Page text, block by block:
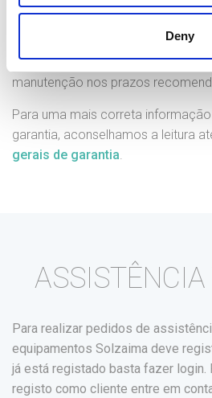
Deny
diferente da norma EN14961-2
Problemas gerados por má
falhas de equipamentos
manutenção nos prazos
Para uma mais correta
garantia, aconselhamos a leitura
gerais de garantia.
Para realizar pedidos de
equipamentos Solzaima deve
já está registado basta fazer login.
registo como cliente entre em